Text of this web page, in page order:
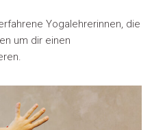
Yogalehrerinnen, die
um dir einen